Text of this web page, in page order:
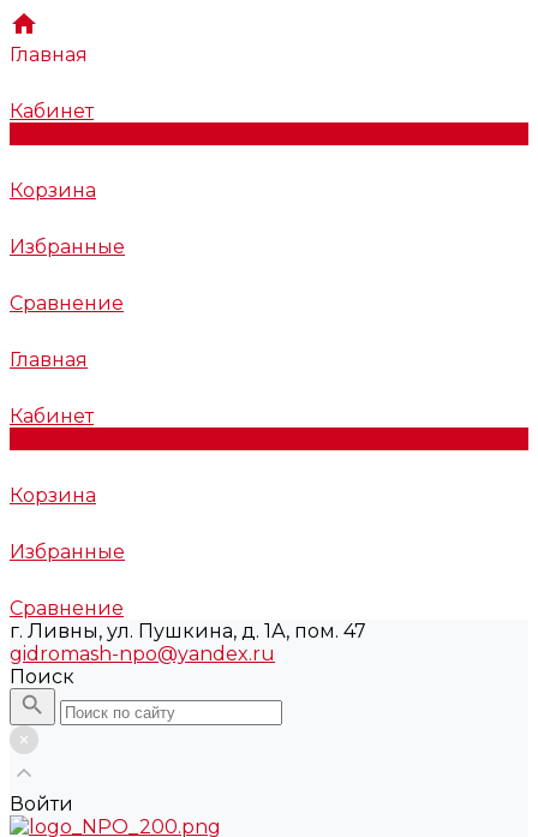
Главная
Кабинет
Корзина
Избранные
Сравнение
Главная
Кабинет
Корзина
Избранные
Сравнение
г. Ливны, ул. Пушкина, д. 1А, пом. 47
gidromash-npo@yandex.ru
Поиск
Войти